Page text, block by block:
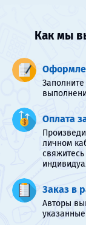
Как мы
Оплата
личном
Заказ в
Авторы